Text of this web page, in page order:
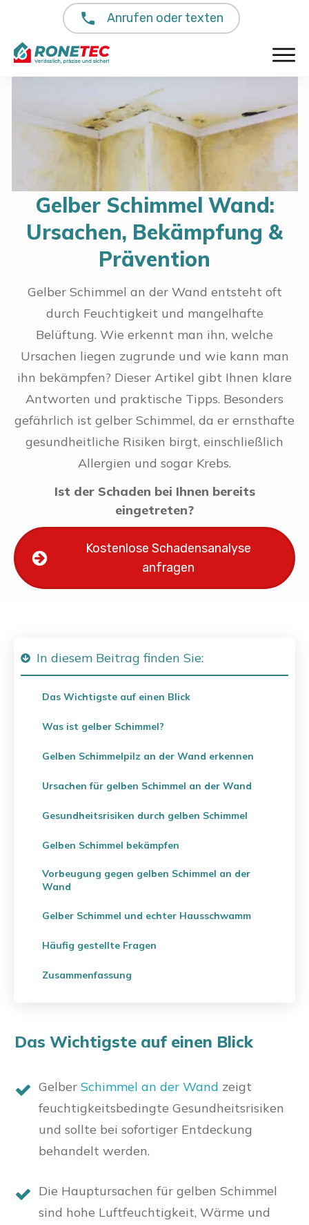
Anrufen oder texten
Gelber Schimmel Wand:
Ursachen, Bekämpfung &
Prävention
Gelber Schimmel an der Wand entsteht oft
durch Feuchtigkeit und mangelhafte
Belüftung. Wie erkennt man ihn, welche
Ursachen liegen zugrunde und wie kann man
ihn bekämpfen? Dieser Artikel gibt Ihnen klare
Antworten und praktische Tipps. Besonders
gefährlich ist gelber Schimmel, da er ernsthafte
gesundheitliche Risiken birgt, einschließlich
Allergien und sogar Krebs.
Ist der Schaden bei Ihnen bereits
eingetreten?
Kostenlose Schadensanalyse
anfragen
In diesem Beitrag finden Sie:
Das Wichtigste auf einen Blick
Was ist gelber Schimmel?
Gelben Schimmelpilz an der Wand erkennen
Ursachen für gelben Schimmel an der Wand
Gesundheitsrisiken durch gelben Schimmel
Gelben Schimmel bekämpfen
Vorbeugung gegen gelben Schimmel an der
Wand
Gelber Schimmel und echter Hausschwamm
Häufig gestellte Fragen
Zusammenfassung
Das Wichtigste auf einen Blick
Gelber Schimmel an der Wand zeigt
feuchtigkeitsbedingte Gesundheitsrisiken
und sollte bei sofortiger Entdeckung
behandelt werden.
Die Hauptursachen für gelben Schimmel
sind hohe Luftfeuchtigkeit, Wärme und